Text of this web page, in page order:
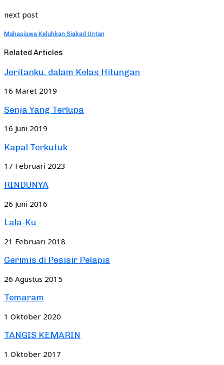
next post
Mahasiswa Keluhkan Siakad Untan
Related Articles
Jeritanku, dalam Kelas Hitungan
16 Maret 2019
Senja Yang Terlupa
16 Juni 2019
Kapal Terkutuk
17 Februari 2023
RINDUNYA
26 Juni 2016
Lala-Ku
21 Februari 2018
Gerimis di Pesisir Pelapis
26 Agustus 2015
Temaram
1 Oktober 2020
TANGIS KEMARIN
1 Oktober 2017